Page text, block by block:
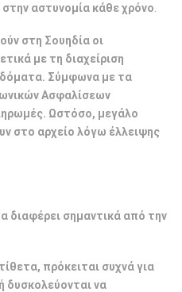
αστυνομία κάθε χρόνο
στη Σουηδία οι
με τη διαχείριση
Σύμφωνα με τα
Ασφαλίσεων
Ωστόσο, μεγάλο
στο αρχείο λόγω έλλειψης
διαφέρει σημαντικά από την
πρόκειται συχνά για
δυσκολεύονται να